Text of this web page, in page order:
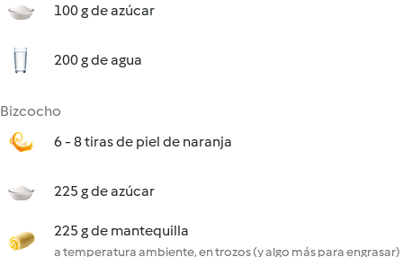
100 g de azúcar
200 g de agua
Bizcocho
6 - 8 tiras de piel de naranja
225 g de azúcar
225 g de mantequilla
a temperatura ambiente, en trozos (y algo más para engrasar)